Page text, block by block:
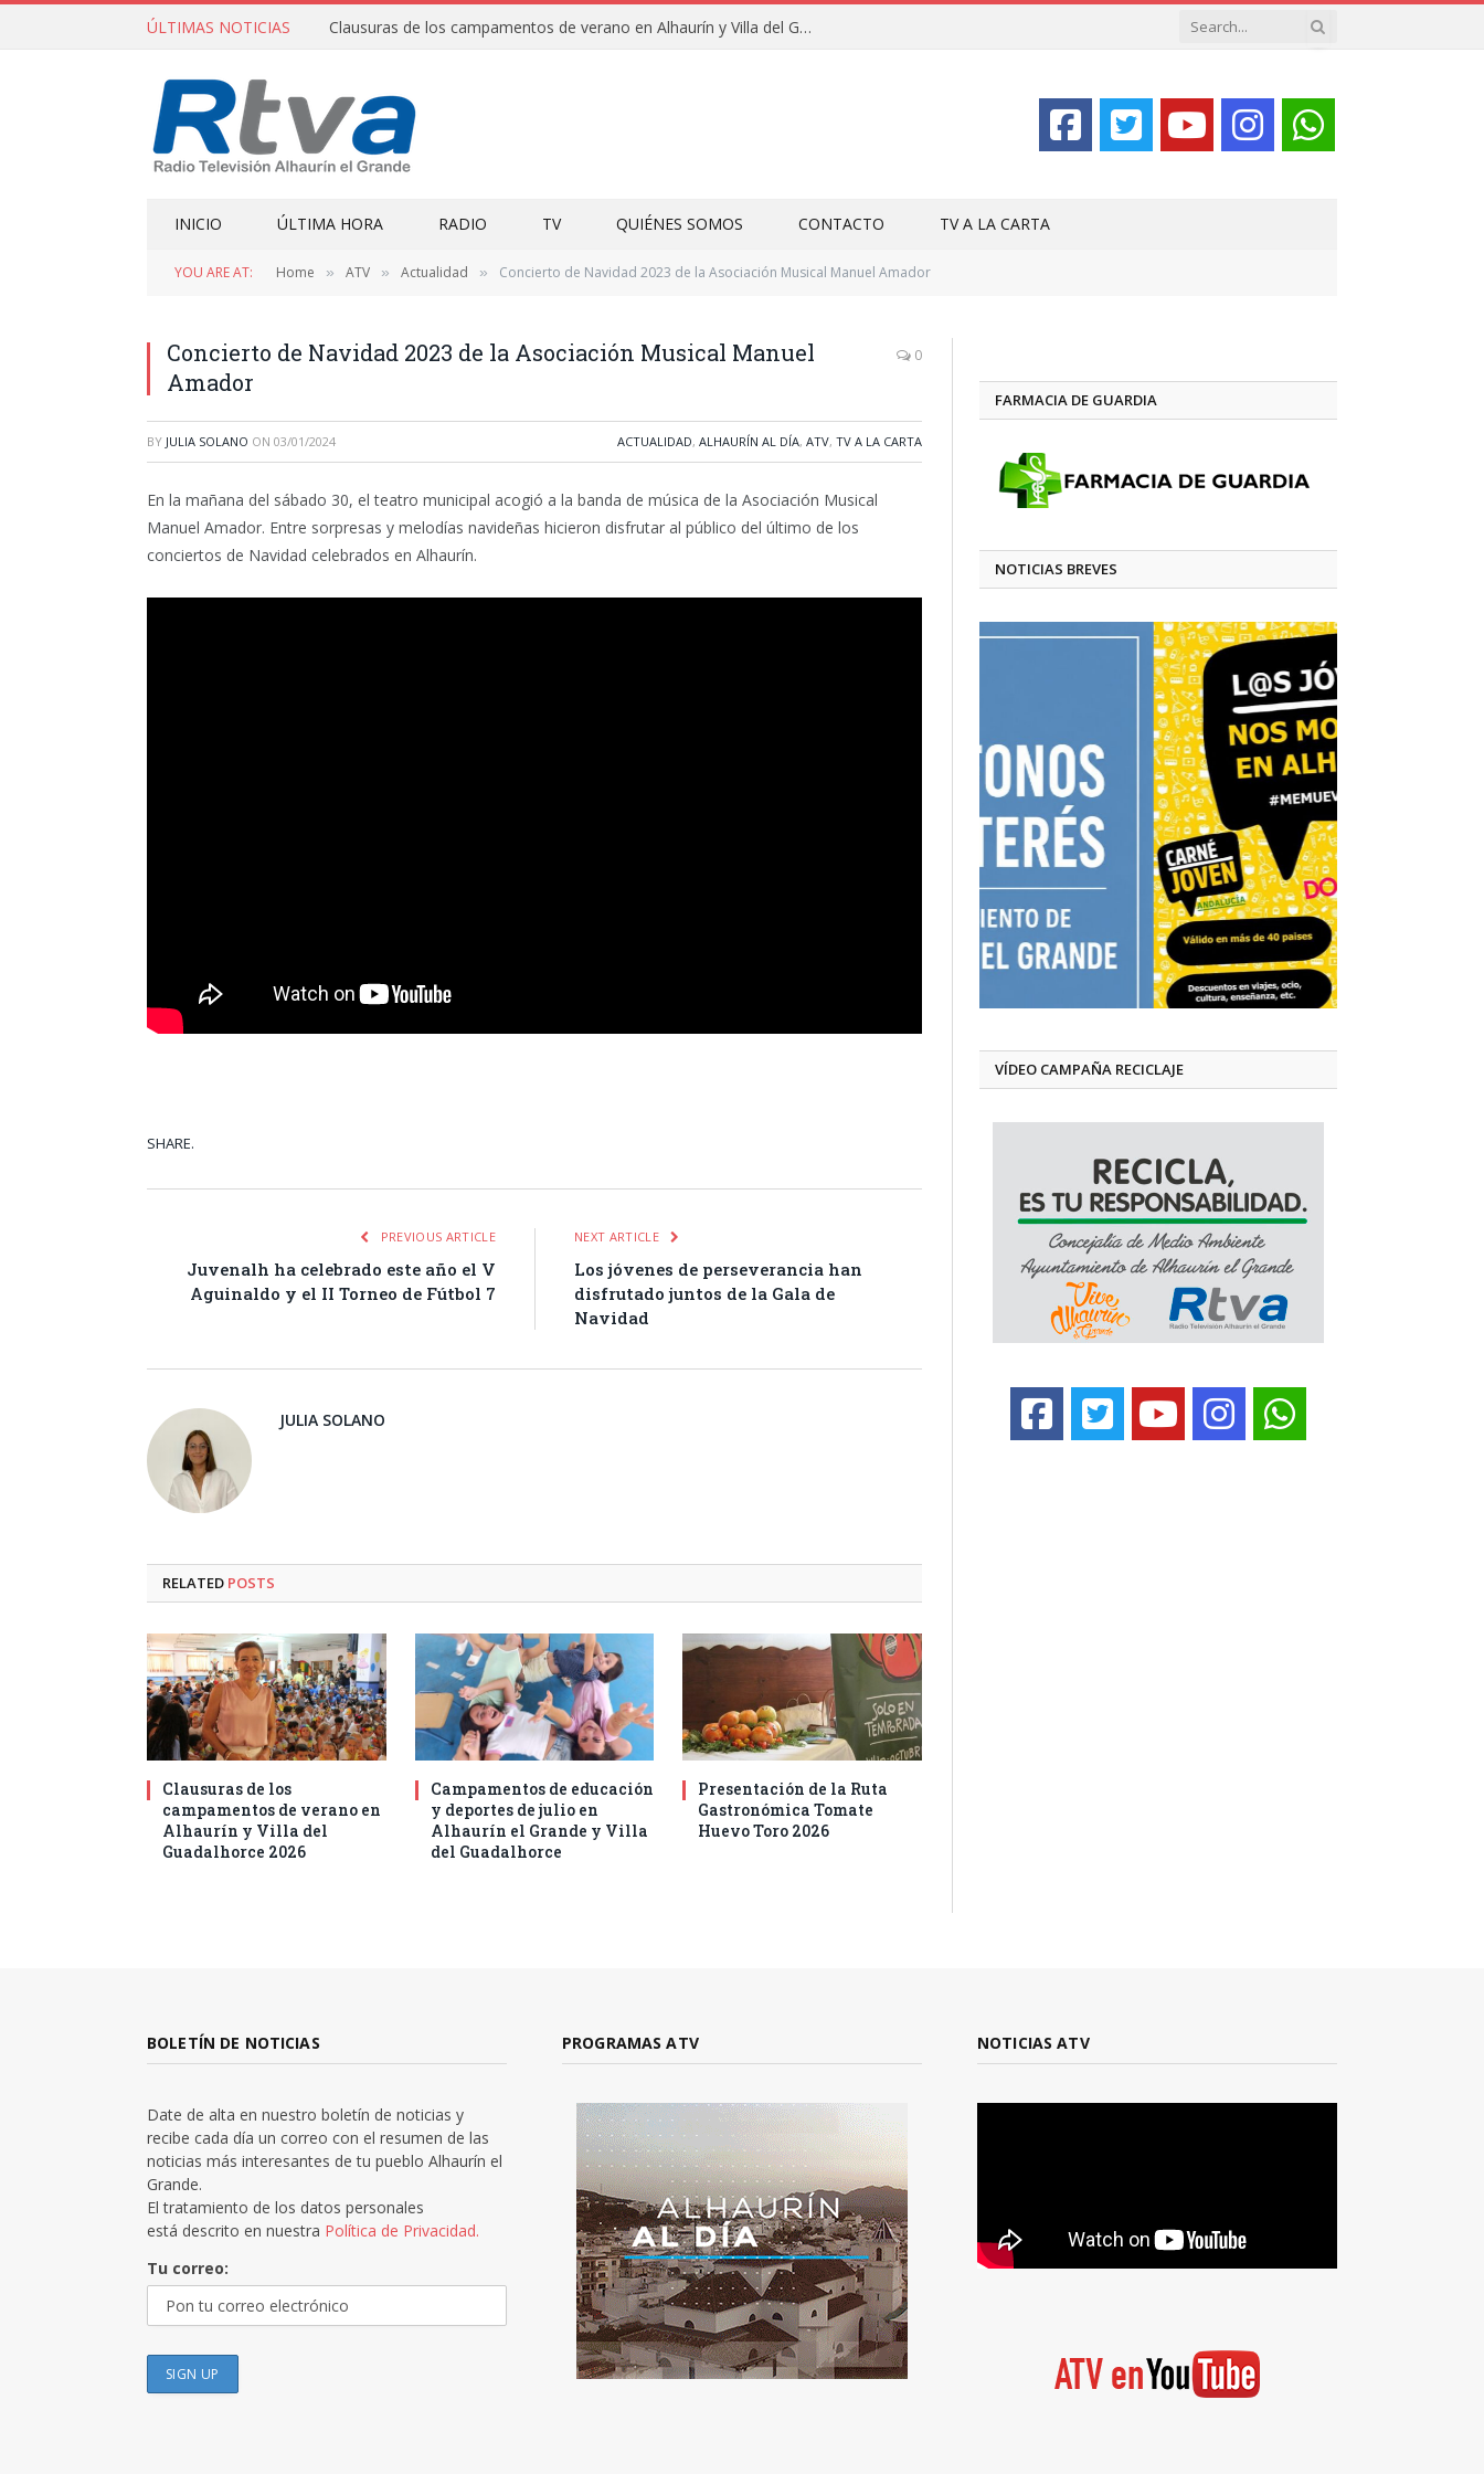
ÚLTIMAS NOTICIAS Clausuras de los campamentos de verano en Alhaurín y Villa del Guadalhorce 2026
INICIO ÚLTIMA HORA RADIO TV QUIÉNES SOMOS CONTACTO TV A LA CARTA
YOU ARE AT: Home » ATV » Actualidad » Concierto de Navidad 2023 de la Asociación Musical Manuel Amador
Concierto de Navidad 2023 de la Asociación Musical Manuel
Amador
0
BY JULIA SOLANO ON 03/01/2024 ACTUALIDAD, ALHAURÍN AL DÍA, ATV, TV A LA CARTA
En la mañana del sábado 30, el teatro municipal acogió a la banda de música de la Asociación Musical
Manuel Amador. Entre sorpresas y melodías navideñas hicieron disfrutar al público del último de los
conciertos de Navidad celebrados en Alhaurín.
SHARE.
PREVIOUS ARTICLE
Juvenalh ha celebrado este año el V
Aguinaldo y el II Torneo de Fútbol 7
NEXT ARTICLE
Los jóvenes de perseverancia han
disfrutado juntos de la Gala de
Navidad
JULIA SOLANO
RELATED POSTS
Clausuras de los
campamentos de verano en
Alhaurín y Villa del
Guadalhorce 2026
Campamentos de educación
y deportes de julio en
Alhaurín el Grande y Villa
del Guadalhorce
Presentación de la Ruta
Gastronómica Tomate
Huevo Toro 2026
FARMACIA DE GUARDIA
NOTICIAS BREVES
VÍDEO CAMPAÑA RECICLAJE
BOLETÍN DE NOTICIAS
Date de alta en nuestro boletín de noticias y
recibe cada día un correo con el resumen de las
noticias más interesantes de tu pueblo Alhaurín el
Grande.
El tratamiento de los datos personales
está descrito en nuestra Política de Privacidad.
Tu correo:
PROGRAMAS ATV NOTICIAS ATV